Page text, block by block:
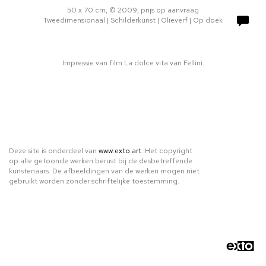
50 x 70 cm, © 2009, prijs op aanvraag
Tweedimensionaal | Schilderkunst | Olieverf | Op doek
Impressie van film La dolce vita van Fellini.
Deze site is onderdeel van www.exto.art. Het copyright
op alle getoonde werken berust bij de desbetreffende
kunstenaars. De afbeeldingen van de werken mogen niet
gebruikt worden zonder schriftelijke toestemming.